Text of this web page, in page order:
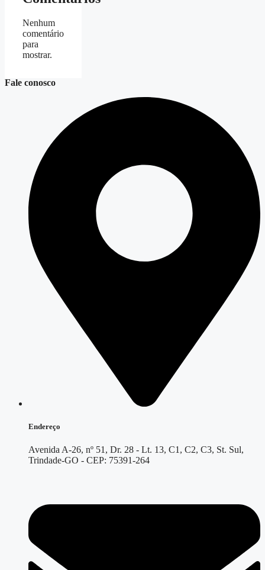
Nenhum
comentário
para
mostrar.
Fale conosco
Endereço
Avenida A-26, nº 51, Dr. 28 - Lt. 13, C1, C2, C3, St. Sul,
Trindade-GO - CEP: 75391-264